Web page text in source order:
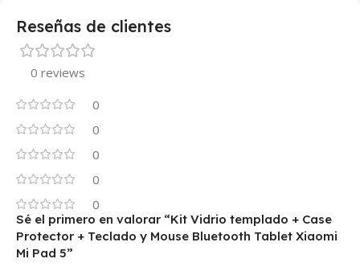
Reseñas de clientes
0 reviews
0
0
0
0
0
Sé el primero en valorar “Kit Vidrio templado + Case
Protector + Teclado y Mouse Bluetooth Tablet Xiaomi
Mi Pad 5”